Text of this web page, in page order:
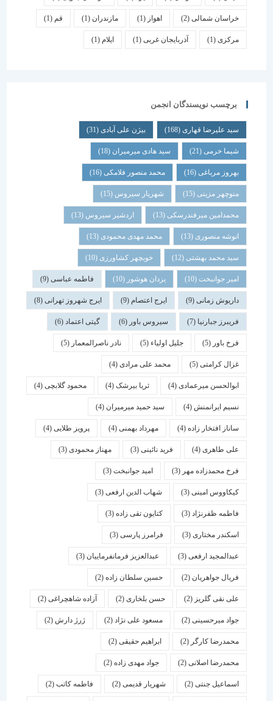
خراسان شمالی(2) اهواز مازندران(1) قم
(1) آذربایجان غربی(1) ایلام
برچسب نویسندگان انجمن
سید علیرضا قهاری(168) بیژن علی آبادی(31)
شیما خرمی(21) سید هادی میرمیران(18)
بهروز مرباغی (16) محمد منصور فلامکی (16)
منوچهر مزینی(15) شهریار سیروس(15)
محمدامین میرفندرسکی(13) اردشیر سیروس(13)
انوشه منصوری(13) محمد مهدی محمودی(13)
سید محمد بهشتی(12) خوبچهر کشاورزی(10)
امیر جوانبخت(10) یزدان هوشور(10) فاطمه عباسی(9)
داریوش زمانی(9) ایرج اعتصام(9) ایرج شهروز تهرانی(8)
فریبرز جبارنیا(7) سیروس باور(6) گیتی اعتماد(6)
فرخ باور(5) جلیل اولیاء(5) نادر ناصرالمعمار (5)
غزال کرامتی(5) محمد علی مرادی(4)
ابوالحسن میرعمادی(4) ثریا بیرشک(4) محمود گلابچی(4)
نسیم ایرانمنش(4) سید حمید میرمیران(4)
ساناز افتخار زاده(4) مهرداد بهمنی (4) پرویز طلایی(4)
علی طاهری(4) فرید نائینی(3) مهناز محمودی(3)
فرخ محمدزاده مهر(3) امید جوانبخت(3)
کیکاووس امینی(3) شهاب الدین ارفعی(3)
فاطمه ظفرنژاد(3) کتایون تقی زاده(3)
اسكندر مختاری (3) فرامرز پارسی(3)
عبدالمجید ارفعی(3) عبدالعزیز فرمانفرماییان(3)
فریال جواهریان(2) حسین سلطان زاده(2)
علی نقی گلریز(2) حسن بلخاری(2) آزاده شاهچراغی(2)
جواد میرحسینی(2) مسعود علی نژاد(2) ژرژ دارش (2)
محمدرضا کارگر(2) ابراهیم حقیقی(2)
محمدرضا اصلانی(2) جواد مهدی زاده(2)
اسماعیل جنتی(2) شهریار قدیمی(2) فاطمه کاتب(2)